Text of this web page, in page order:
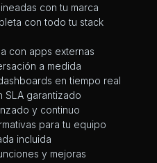
con tu marca
con todo tu stack
con apps externas
a medida
en tiempo real
SLA garantizado
y continuo
para tu equipo
incluida
y mejoras